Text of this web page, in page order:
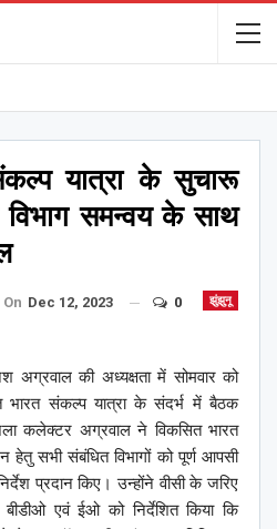
यात्रा के सुचारू
समन्वय के साथ
झुंझुनू
On Dec 12, 2023 0
अग्रवाल की अध्यक्षता में सोमवार को
भारत संकल्प यात्रा के संदर्भ में बैठक
कलेक्टर अग्रवाल ने विकसित भारत
सभी संबंधित विभागों को पूर्ण आपसी
प्रदान किए। उन्होंने वीसी के जरिए
एवं ईओ को निर्देशित किया कि